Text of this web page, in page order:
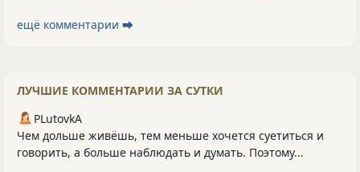
ещё комментарии ⮕
ЛУЧШИЕ КОММЕНТАРИИ ЗА СУТКИ
PLutоvkА
Чем дольше живёшь, тем меньше хочется суетиться и
говорить, а больше наблюдать и думать. Поэтому...